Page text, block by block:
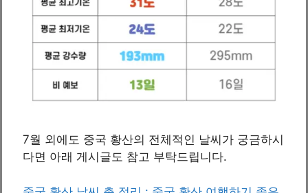
7월 외에도 중국 황산의 전체적인 날씨가 궁금하시
다면 아래 게시글도 참고 부탁드립니다.